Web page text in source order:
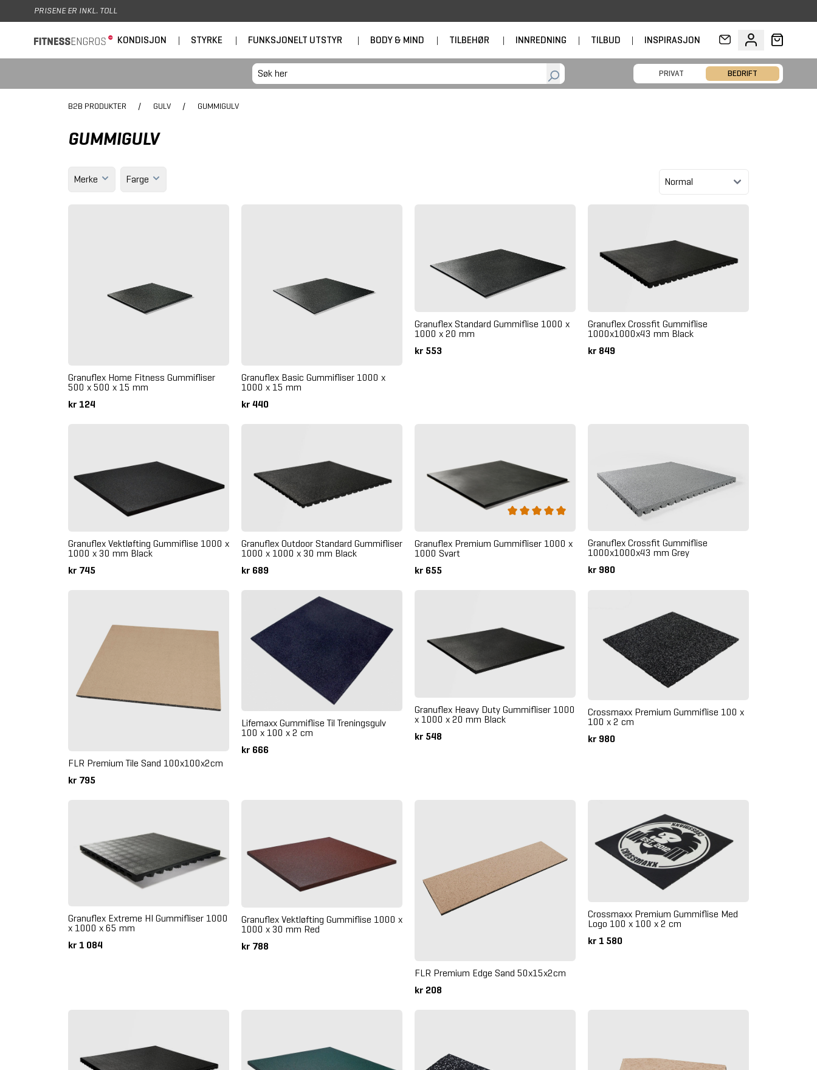
Hopp til hovedinnhold
PRISENE ER INKL. TOLL
KONDISJON | STYRKE | FUNKSJONELT UTSTYR | BODY & MIND | TILBEHØR | INNREDNING | TILBUD | INSPIRASJON
PRIVAT BEDRIFT
B2B PRODUKTER / GULV / GUMMIGULV
GUMMIGULV
Merke Farge
Granuflex Home Fitness Gummifliser
500 x 500 x 15 mm
kr 124
Granuflex Basic Gummifliser 1000 x
1000 x 15 mm
kr 440
Granuflex Standard Gummiflise 1000 x
1000 x 20 mm
kr 553
Granuflex Crossfit Gummiflise
1000x1000x43 mm Black
kr 849
Granuflex Vektløfting Gummiflise 1000 x
1000 x 30 mm Black
kr 745
Granuflex Outdoor Standard Gummifliser
1000 x 1000 x 30 mm Black
kr 689
Granuflex Premium Gummifliser 1000 x
1000 Svart
kr 655
Granuflex Crossfit Gummiflise
1000x1000x43 mm Grey
kr 980
FLR Premium Tile Sand 100x100x2cm
kr 795
Lifemaxx Gummiflise Til Treningsgulv
100 x 100 x 2 cm
kr 666
Granuflex Heavy Duty Gummifliser 1000
x 1000 x 20 mm Black
kr 548
Crossmaxx Premium Gummiflise 100 x
100 x 2 cm
kr 980
Granuflex Extreme HI Gummifliser 1000
x 1000 x 65 mm
kr 1 084
Granuflex Vektløfting Gummiflise 1000 x
1000 x 30 mm Red
kr 788
FLR Premium Edge Sand 50x15x2cm
kr 208
Crossmaxx Premium Gummiflise Med
Logo 100 x 100 x 2 cm
kr 1 580